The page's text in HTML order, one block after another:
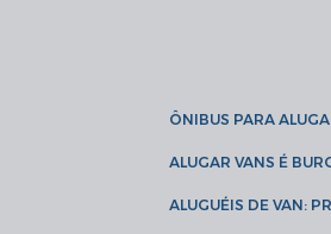
ÔNIBUS PARA
ALUGAR VANS É
ALUGUÉIS DE VAN: